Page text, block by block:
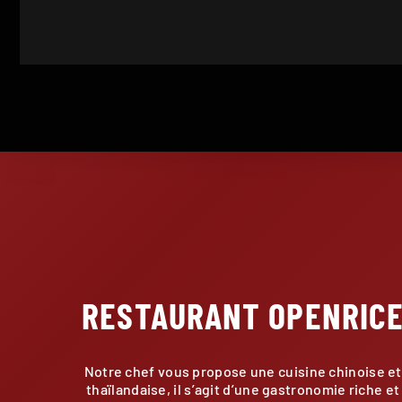
RESTAURANT
Notre chef vous propose une cuisine chinoise et
thaïlandaise, il s’agit d’une gastronomie riche et